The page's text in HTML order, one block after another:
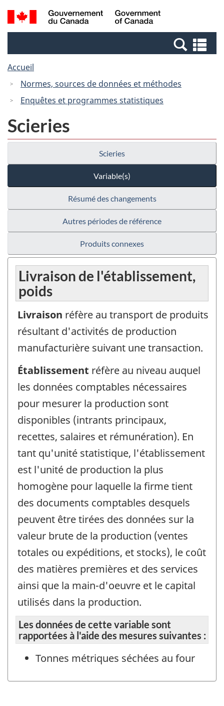
Passer
au
Passer
à
Canada
Recherche
et
et
Accueil
Normes, sources de données et méthodes
Enquêtes et programmes statistiques
Scieries
Scieries
Variable(s)
Résumé des changements
Autres périodes de référence
Produits connexes
Livraison de l'établissement,
poids
Livraison réfère au transport de produits
résultant d'activités de production
manufacturière suivant une transaction.
Établissement réfère au niveau auquel
les données comptables nécessaires
pour mesurer la production sont
disponibles (intrants principaux,
recettes, salaires et rémunération). En
tant qu'unité statistique, l'établissement
est l'unité de production la plus
homogène pour laquelle la firme tient
des documents comptables desquels
peuvent être tirées des données sur la
valeur brute de la production (ventes
totales ou expéditions, et stocks), le coût
des matières premières et des services
ainsi que la main-d'oeuvre et le capital
utilisés dans la production.
Les données de cette variable sont
rapportées à l'aide des mesures suivantes :
Tonnes métriques séchées au four